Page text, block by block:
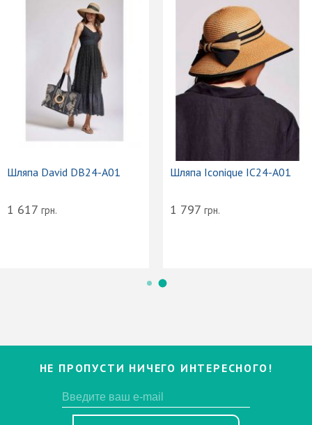
Шляпа David DB24-A01
1 617 грн.
Шляпа Iconique IC24-A01
1 797 грн.
НЕ ПРОПУСТИ НИЧЕГО ИНТЕРЕСНОГО!